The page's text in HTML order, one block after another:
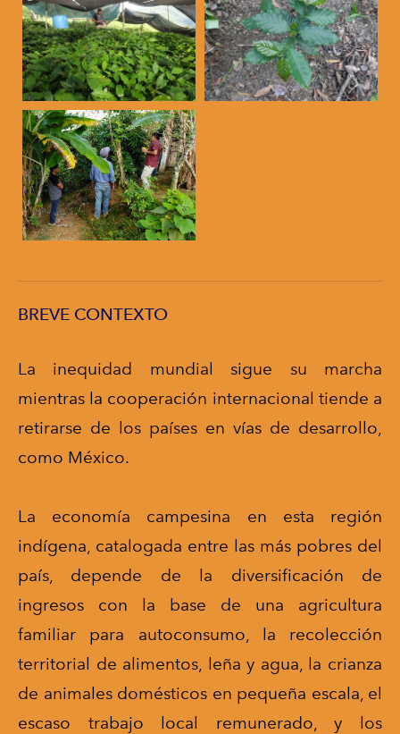
BREVE CONTEXTO
La inequidad mundial sigue su marcha
mientras la cooperación internacional tiende a
retirarse de los países en vías de desarrollo,
como México.
La economía campesina en esta región
indígena, catalogada entre las más pobres del
país, depende de la diversificación de
ingresos con la base de una agricultura
familiar para autoconsumo, la recolección
territorial de alimentos, leña y agua, la crianza
de animales domésticos en pequeña escala, el
escaso trabajo local remunerado, y los